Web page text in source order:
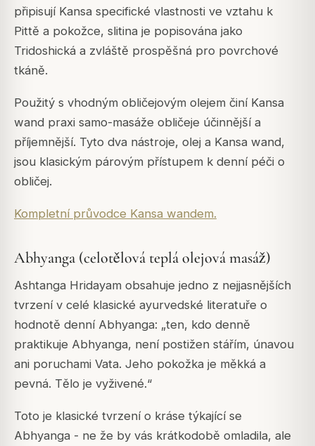
připisují Kansa specifické vlastnosti ve vztahu k
Pittě a pokožce, slitina je popisována jako
Tridoshická a zvláště prospěšná pro povrchové
tkáně.
Použitý s vhodným obličejovým olejem činí Kansa
wand praxi samo-masáže obličeje účinnější a
příjemnější. Tyto dva nástroje, olej a Kansa wand,
jsou klasickým párovým přístupem k denní péči o
obličej.
Kompletní průvodce Kansa wandem.
Abhyanga (celotělová teplá olejová masáž)
Ashtanga Hridayam obsahuje jedno z nejjasnějších
tvrzení v celé klasické ayurvedské literatuře o
hodnotě denní Abhyanga: „ten, kdo denně
praktikuje Abhyanga, není postižen stářím, únavou
ani poruchami Vata. Jeho pokožka je měkká a
pevná. Tělo je vyživené.“
Toto je klasické tvrzení o kráse týkající se
Abhyanga - ne že by vás krátkodobě omladila, ale